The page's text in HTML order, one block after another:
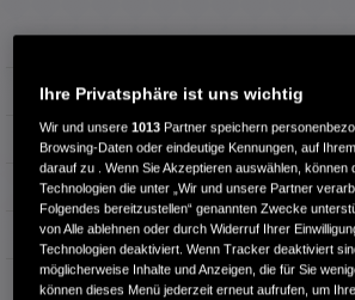
Kilometerstand 24.500 km
Kraftstoffart Benzin
Getriebe Automatik
Türen 4
Leistung 135 kW /
Ihre Privatsphäre ist uns wichtig
Wir und unsere1013 Partner speichern
Browsing-Daten oder eindeutige Kennungen, auf
darauf zu . Wenn Sie Akzeptieren auswählen, können
Technologien die unter „Wir und unsere Partner
Folgendes bereitzustellen“ genannten Zwecke
von Alle ablehnen oder durch Widerruf Ihrer
Technologien deaktiviert. Wenn Tracker deaktiviert
möglicherweise Inhalte und Anzeigen, die für Sie
können dieses Menü jederzeit erneut aufrufen, um